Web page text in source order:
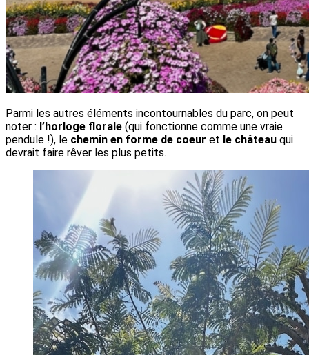
Parmi les autres éléments incontournables du parc, on peut
noter : l’horloge florale (qui fonctionne comme une vraie
pendule !), le chemin en forme de coeur et le château qui
devrait faire rêver les plus petits…